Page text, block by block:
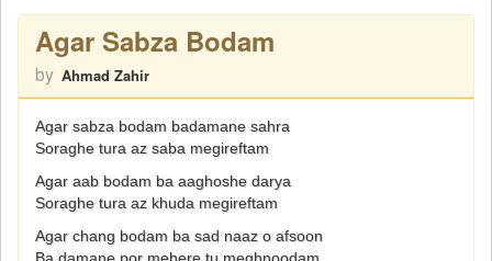
Agar Sabza Bodam
by Ahmad Zahir
Agar sabza bodam badamane sahra
Soraghe tura az saba megireftam
Agar aab bodam ba aaghoshe darya
Soraghe tura az khuda megireftam
Agar chang bodam ba sad naaz o afsoon